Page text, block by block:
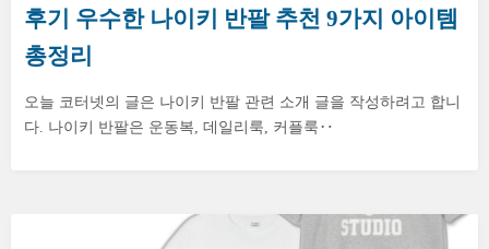
후기 우수한 나이키 반팔 추천 9가지 아이템
총정리
오늘 코터넷의 글은 나이키 반팔 관련 소개 글을 작성하려고 합니
다. 나이키 반팔은 운동복, 데일리룩, 커플룩‥